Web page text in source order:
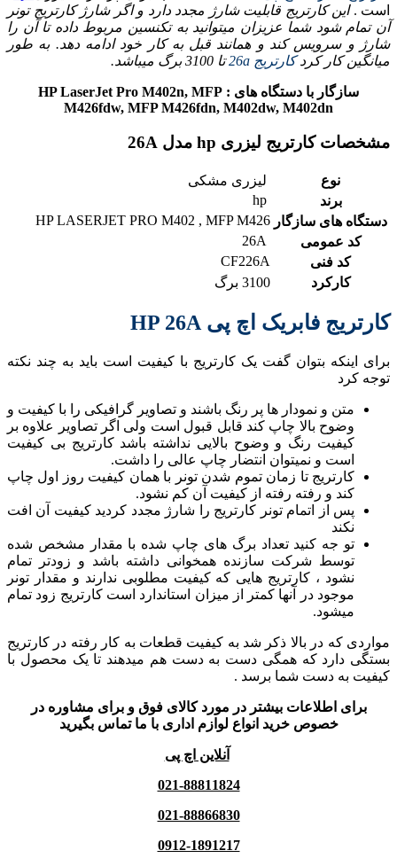
است . این کارتریج قابلیت شارژ مجدد دارد و اگر شارژ کارتریج تونر
آن تمام شود شما عزیزان میتوانید به تکنسین مربوط داده تا آن را
شارژ و سرویس کند و همانند قبل به کار خود ادامه دهد. به طور
میانگین کار کردکارتریج 26a تا 3100 برگ میباشد.
سازگار با دستگاه های : HP LaserJet Pro M402n, MFP
M426fdw, MFP M426fdn, M402dw, M402dn
مشخصات کارتریج لیزری hp مدل 26A
نوع
لیزری مشکی
برند
دستگاه های سازگار HP LASERJET PRO M402 , MFP M426
کد عمومی
کد فنی
CF226A
کارکرد
3100 برگ
کارتریج فابریک اچ پی HP 26A
برای اینکه بتوان گفت یک کارتریج با کیفیت است باید به چند نکته
توجه کرد
متن و نمودار ها پر رنگ باشند و تصاویر گرافیکی را با کیفیت و
وضوح بالا چاپ کند قابل قبول است ولی اگر تصاویر علاوه بر
کیفیت رنگ و وضوح بالایی نداشته باشد کارتریج بی کیفیت
است و نمیتوان انتضار چاپ عالی را داشت.
کارتریج تا زمان تموم شدن تونر با همان کیفیت روز اول چاپ
کند و رفته رفته از کیفیت آن کم نشود.
پس از اتمام تونر کارتریج را شارژ مجدد کردید کیفیت آن افت
نکند
تو جه کنید تعداد برگ های چاپ شده با مقدار مشخص شده
توسط شرکت سازنده همخوانی داشته باشد و زودتر تمام
نشود ، کارتریج هایی که کیفیت مطلوبی ندارند و مقدار تونر
موجود در آنها کمتر از میزان استاندارد است کارتریج زود تمام
میشود.
مواردی که در بالا ذکر شد به کیفیت قطعات به کار رفته در کارتریج
بستگی دارد که همگی دست به دست هم میدهند تا یک محصول با
کیفیت به دست شما برسد .
برای اطلاعات بیشتر در مورد کالای فوق و برای مشاوره در
خصوص خرید انواع لوازم اداری با ما تماس بگیرید
آنلاین اچ پی
021-88811824
021-88866830
0912-1891217